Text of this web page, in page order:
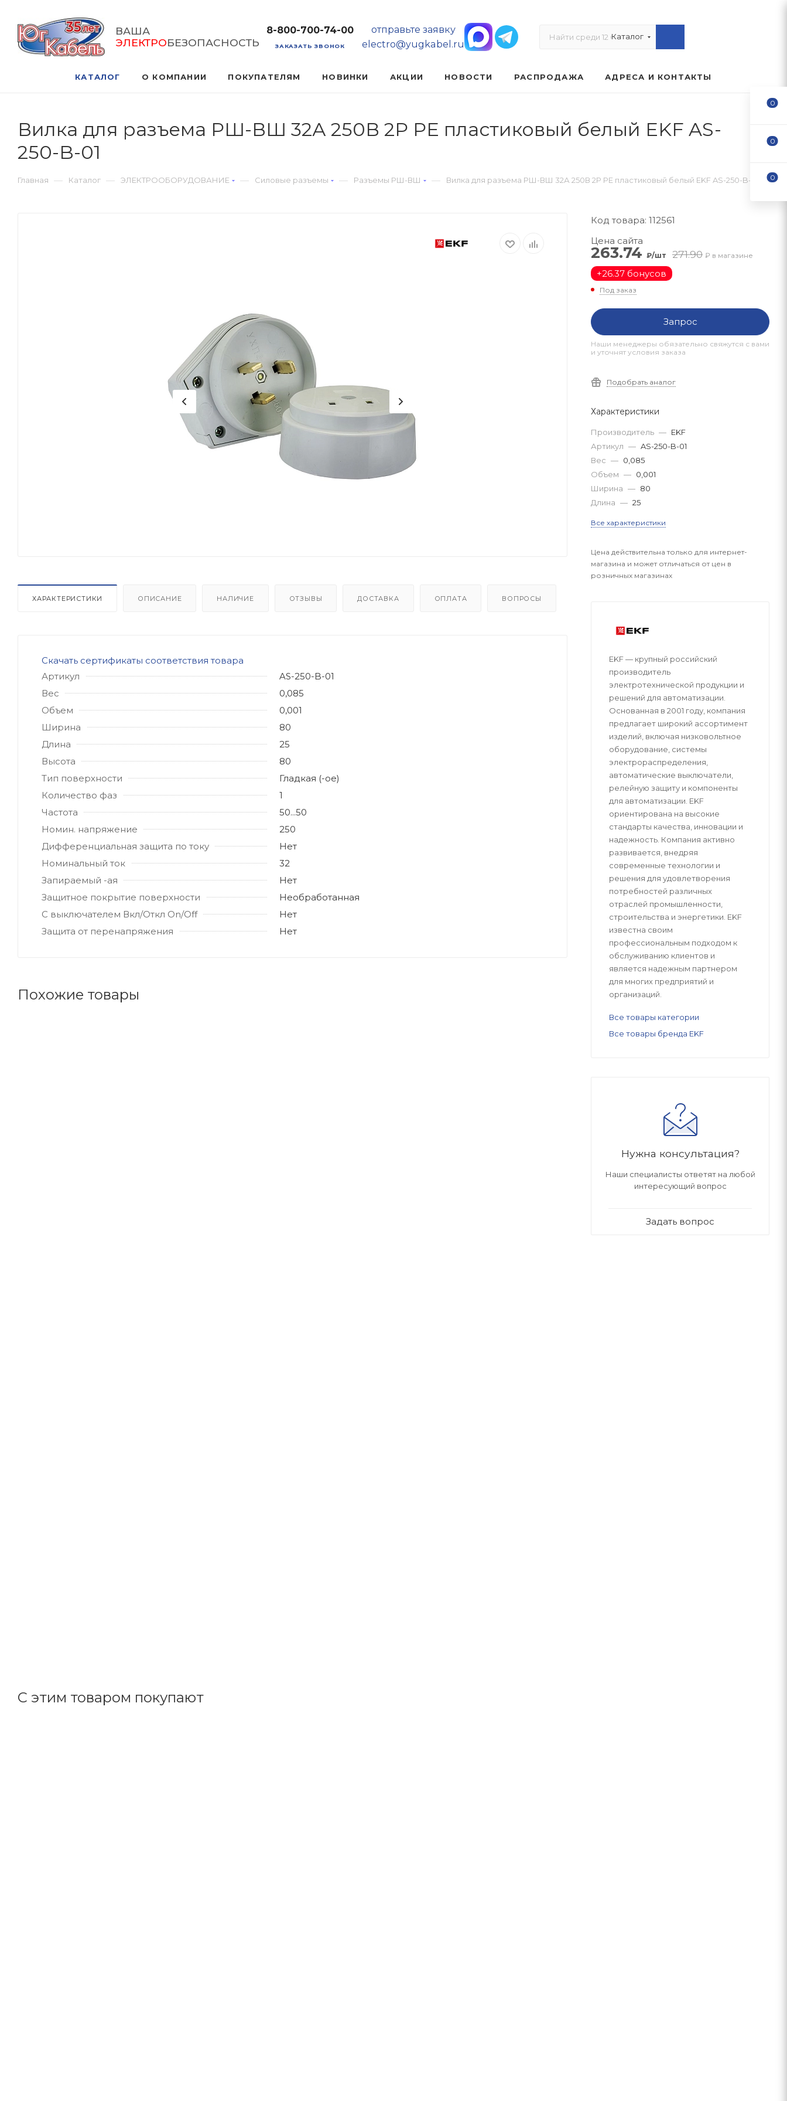
ВАША
ЭЛЕКТРОБЕЗОПАСНОСТЬ
8-800-700-74-00
ЗАКАЗАТЬ ЗВОНОК
отправьте заявку
electro@yugkabel.ru
Каталог
КАТАЛОГ О КОМПАНИИ ПОКУПАТЕЛЯМ НОВИНКИ АКЦИИ НОВОСТИ РАСПРОДАЖА АДРЕСА И КОНТАКТЫ
Вилка для разъема РШ-ВШ 32А 250В 2P PE пластиковый белый EKF AS-
250-B-01
Главная — Каталог — ЭЛЕКТРООБОРУДОВАНИЕ — Силовые разъемы — Разъемы РШ-ВШ — Вилка для разъема РШ-ВШ 32А 250В 2P PE пластиковый белый EKF AS-250-B-01
ХАРАКТЕРИСТИКИ ОПИСАНИЕ НАЛИЧИЕ ОТЗЫВЫ ДОСТАВКА ОПЛАТА ВОПРОСЫ
Скачать сертификаты соответствия товара
Артикул
AS-250-B-01
Вес
0,085
Объем
0,001
Ширина
80
Длина
25
Высота
80
Тип поверхности
Гладкая (-ое)
Количество фаз
1
Частота
50...50
Номин. напряжение
250
Дифференциальная защита по току
Нет
Номинальный ток
32
Запираемый -ая
Нет
Защитное покрытие поверхности
Необработанная
С выключателем Вкл/Откл On/Off
Нет
Защита от перенапряжения
Нет
Похожие товары
С этим товаром покупают
Код товара: 112561
Цена сайта
263.74 ₽/шт 271.90 ₽ в магазине
+26.37 бонусов
Под заказ
Запрос
Наши менеджеры обязательно свяжутся с вами
и уточнят условия заказа
Подобрать аналог
Характеристики
Производитель — EKF
Артикул — AS-250-B-01
Вес — 0,085
Объем — 0,001
Ширина — 80
Длина — 25
Все характеристики
Цена действительна только для интернет-
магазина и может отличаться от цен в
розничных магазинах
EKF — крупный российский
производитель
электротехнической продукции и
решений для автоматизации.
Основанная в 2001 году, компания
предлагает широкий ассортимент
изделий, включая низковольтное
оборудование, системы
электрораспределения,
автоматические выключатели,
релейную защиту и компоненты
для автоматизации. EKF
ориентирована на высокие
стандарты качества, инновации и
надежность. Компания активно
развивается, внедряя
современные технологии и
решения для удовлетворения
потребностей различных
отраслей промышленности,
строительства и энергетики. EKF
известна своим
профессиональным подходом к
обслуживанию клиентов и
является надежным партнером
для многих предприятий и
организаций.
Все товары категории
Все товары бренда EKF
Нужна консультация?
Наши специалисты ответят на любой
интересующий вопрос
Задать вопрос
0
0
0